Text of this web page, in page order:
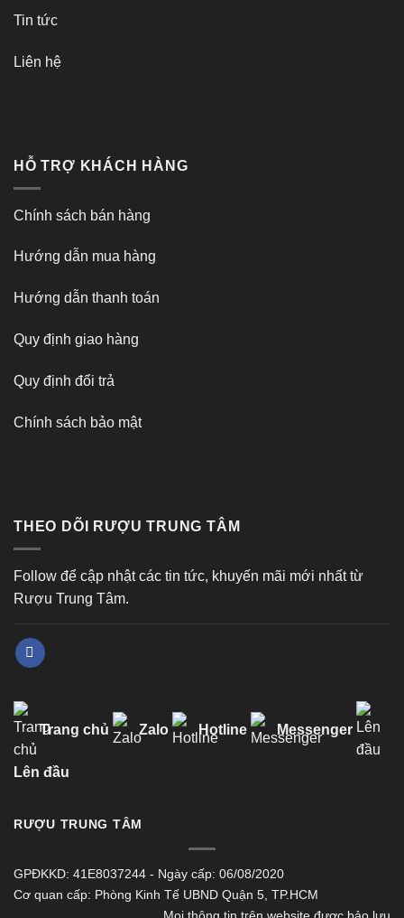
Tin tức
Liên hệ
HỖ TRỢ KHÁCH HÀNG
Chính sách bán hàng
Hướng dẫn mua hàng
Hướng dẫn thanh toán
Quy định giao hàng
Quy định đổi trả
Chính sách bảo mật
THEO DÕI RƯỢU TRUNG TÂM
Follow để cập nhật các tin tức, khuyến mãi mới nhất từ
Rượu Trung Tâm.
Trang chủ Zalo Hotline Messenger
Lên đầu
RƯỢU TRUNG TÂM
GPĐKKD: 41E8037244 - Ngày cấp: 06/08/2020
Cơ quan cấp: Phòng Kinh Tế UBND Quận 5, TP.HCM
Mọi thông tin trên website được bảo lưu